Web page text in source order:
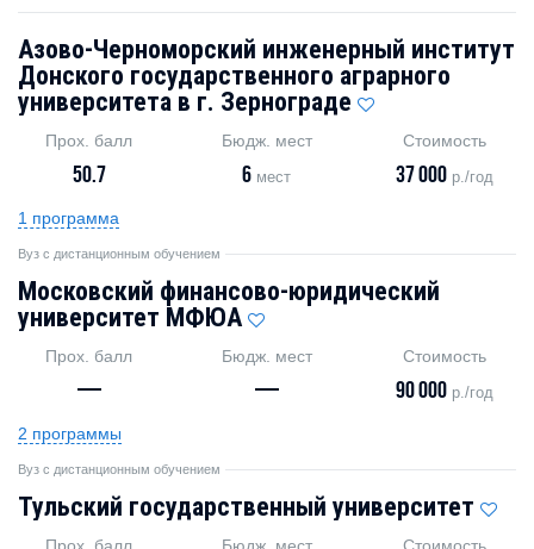
Азово-Черноморский инженерный институт
Донского государственного аграрного
университета в г. Зернограде
Прох. балл
50.7
Бюдж. мест
6 мест
Стоимость
37 000 р./год
1 программа
Вуз с дистанционным обучением
Московский финансово-юридический
университет МФЮА
Прох. балл
—
Бюдж. мест
—
Стоимость
90 000 р./год
2 программы
Вуз с дистанционным обучением
Тульский государственный университет